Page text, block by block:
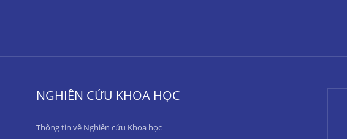
NGHIÊN CỨU KHOA HỌC
Thông tin về Nghiên cứu Khoa học